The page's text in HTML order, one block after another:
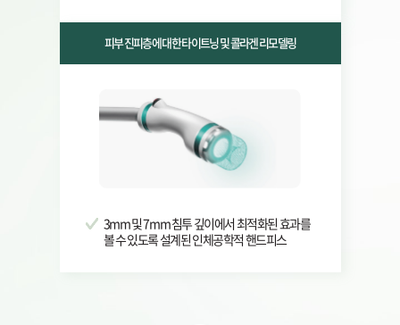
피부 진피층에 대한 타이트닝 및 콜라겐 리모델링
3mm 및 7mm 침투 깊이에서 최적화된 효과를
볼 수 있도록 설계된 인체공학적 핸드피스